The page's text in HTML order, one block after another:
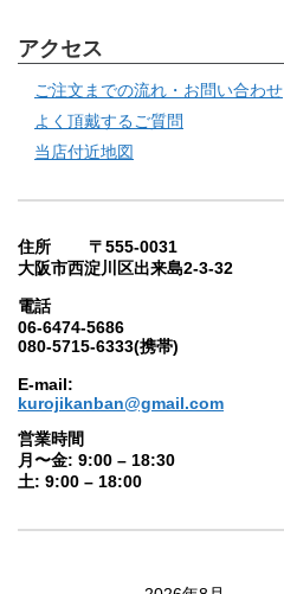
アクセス
ご注文までの流れ・お問い合わせ
よく頂戴するご質問
当店付近地図
住所 〒555-0031
大阪市西淀川区出来島2-3-32
電話
06-6474-5686
080-5715-6333(携帯)
E-mail:
kurojikanban@gmail.com
営業時間
月〜金: 9:00 – 18:30
土: 9:00 – 18:00